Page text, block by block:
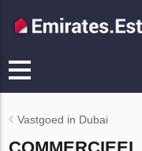
Vastgoed in Dubai